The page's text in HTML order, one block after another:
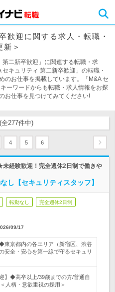
歓迎に関する求人・転職・
＞
二新卒歓迎」に関連する転職・求
キュリティ 第二新卒歓迎」の転職・
のお仕事を掲載しています。「M&A セ
ーワードからも転職・求人情報をお探
お仕事を見つけてみてください!
277件中)
4 5 6
経験歓迎！完全週休2日制で働きや
【セキュリティスタッフ】
転勤なし 完全週休2日制
09/17
東京都内の各エリア（新宿区、渋谷
安全・安心を第一線で守るセキュリ
】◆高卒以上/39歳までの方/普通自
人柄・意欲重視の採用＞